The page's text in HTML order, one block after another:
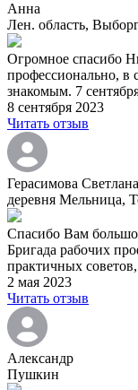
Анна
Лен. область,
Огромное спасибо
профессионально, в
знакомым. 7
8 сентября 2023
Читать отзыв
Герасимова Светлана
деревня Мельница,
Спасибо Вам
Бригада рабочих
практичных
2 мая 2023
Читать отзыв
Александр
Пушкин